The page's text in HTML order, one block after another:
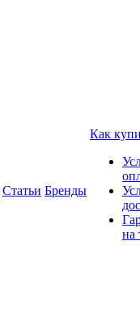
Статьи Бренды
Как
на